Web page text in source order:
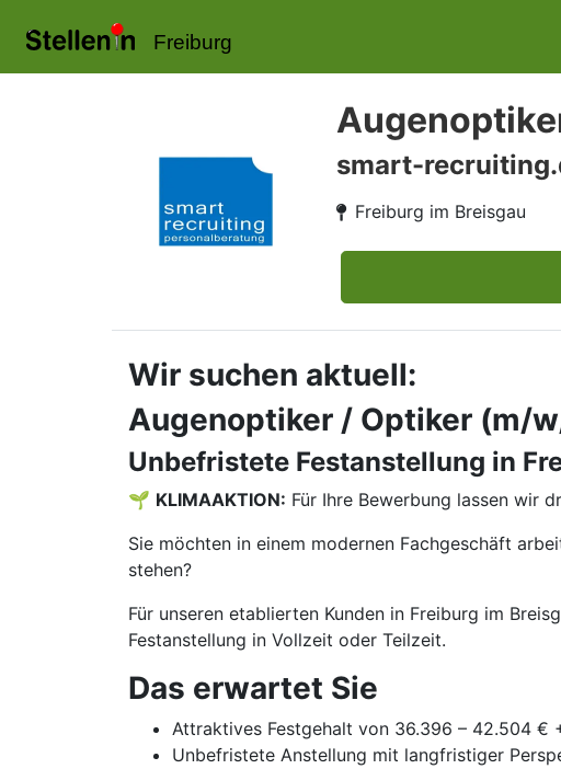
Freiburg
smart-
Freiburg im Breisgau
Wir suchen aktuell:
Augenoptiker / Optiker (m/
Unbefristete Festanstellung in
🌱 KLIMAAKTION: Für Ihre Bewerbung lassen wir
Sie möchten in einem modernen Fachgeschäft
stehen?
Für unseren etablierten Kunden in Freiburg im
Festanstellung in Vollzeit oder Teilzeit.
Das erwartet Sie
Attraktives Festgehalt von 36.396 – 42.504 €
Unbefristete Anstellung mit langfristiger